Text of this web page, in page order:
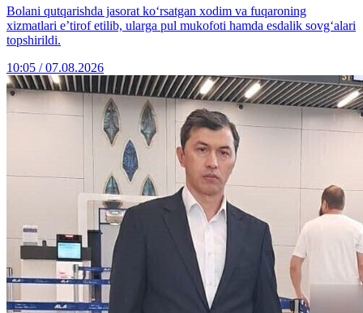
Bolani qutqarishda jasorat ko‘rsatgan xodim va fuqaroning
xizmatlari e’tirof etilib, ularga pul mukofoti hamda esdalik sovg‘alari
topshirildi.
10:05 / 07.08.2026